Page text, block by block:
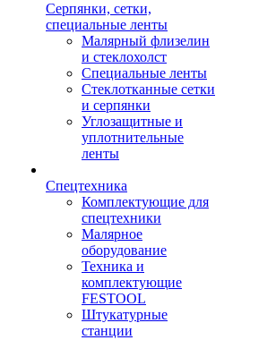
Серпянки, сетки,
специальные ленты
Малярный флизелин
и стеклохолст
Специальные ленты
Стеклотканные сетки
и серпянки
Углозащитные и
уплотнительные
ленты
Спецтехника
Комплектующие для
спецтехники
Малярное
оборудование
Техника и
комплектующие
FESTOOL
Штукатурные
станции